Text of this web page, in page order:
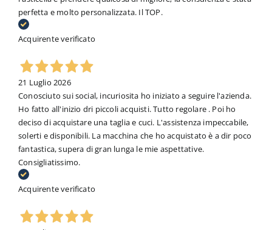
perfetta e molto personalizzata. Il TOP.
Acquirente verificato
21 Luglio 2026
Conosciuto sui social, incuriosita ho iniziato a seguire l'azienda.
Ho fatto all'inizio dri piccoli acquisti. Tutto regolare . Poi ho
deciso di acquistare una taglia e cuci. L'assistenza impeccabile,
solerti e disponibili. La macchina che ho acquistato è a dir poco
fantastica, supera di gran lunga le mie aspettative.
Consigliatissimo.
Acquirente verificato